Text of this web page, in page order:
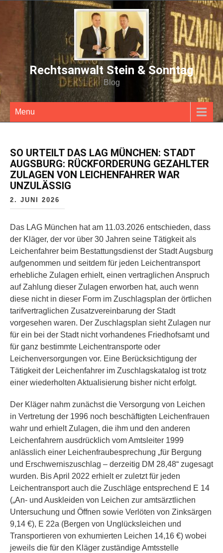
Rechtsanwalt Stein & Sonntag
Blog
Menu
SO URTEILT DAS LAG MÜNCHEN: STADT
AUGSBURG: RÜCKFORDERUNG GEZAHLTER
ZULAGEN VON LEICHENFAHRER WAR
UNZULÄSSIG
2. JUNI 2026
Das LAG München hat am 11.03.2026 entschieden, dass
der Kläger, der vor über 30 Jahren seine Tätigkeit als
Leichenfahrer beim Bestattungsdienst der Stadt Augsburg
aufgenommen und seitdem für jeden Leichentransport
erhebliche Zulagen erhielt, einen vertraglichen Anspruch
auf Zahlung dieser Zulagen erworben hat, auch wenn
diese nicht in dieser Form im Zuschlagsplan der örtlichen
tarifvertraglichen Zusatzvereinbarung der Stadt
vorgesehen waren. Der Zuschlagsplan sieht Zulagen nur
für ein bei der Stadt nicht vorhandenes Friedhofsamt und
für ganz bestimmte Leichentransporte oder
Leichenversorgungen vor. Eine Berücksichtigung der
Tätigkeit der Leichenfahrer im Zuschlagskatalog ist trotz
einer wiederholten Aktualisierung bisher nicht erfolgt.
Der Kläger nahm zunächst die Versorgung von Leichen
in Vertretung der 1996 noch beschäftigten Leichenfrauen
wahr und erhielt Zulagen, die ihm und den anderen
Leichenfahrern ausdrücklich vom Amtsleiter 1999
anlässlich einer Leichenfraubesprechung „für Bergung
und Erschwerniszuschlag – derzeitig DM 28,48“ zugesagt
wurden. Bis April 2022 erhielt er zuletzt für jeden
Leichentransport auch die Zuschläge entsprechend E 14
(„An- und Auskleiden von Leichen zur amtsärztlichen
Untersuchung und Öffnen sowie Verlöten von Zinksärgen
9,14 €), E 22a (Bergen von Unglücksleichen und
Transportieren von exhumierten Leichen 14,16 €) wobei
jeweils die für den Kläger zuständige Amtsstelle